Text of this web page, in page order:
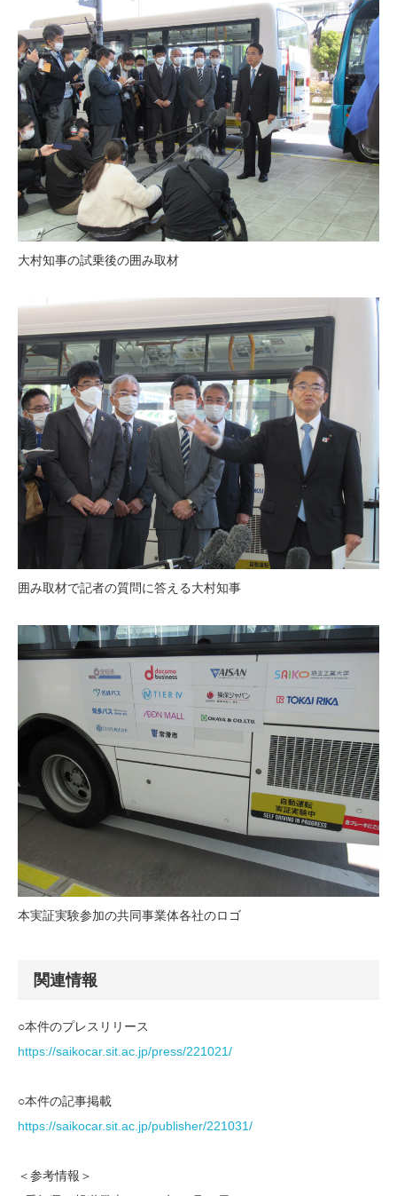
大村知事の試乗後の囲み取材
囲み取材で記者の質問に答える大村知事
本実証実験参加の共同事業体各社のロゴ
関連情報
○本件のプレスリリース
https://saikocar.sit.ac.jp/press/221021/
○本件の記事掲載
https://saikocar.sit.ac.jp/publisher/221031/
＜参考情報＞